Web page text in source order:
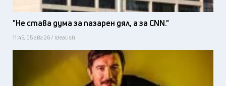
"Не става дума за пазарен дял, а за CNN."
11:45, 05 авг 26 / Idealisti